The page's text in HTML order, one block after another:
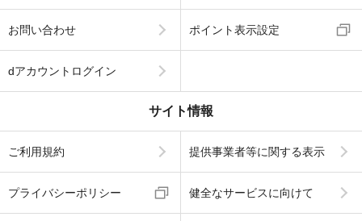
お問い合わせ ポイント表示設定
dアカウントログイン
サイト情報
ご利用規約 提供事業者等に関する表示
プライバシーポリシー 健全なサービスに向けて